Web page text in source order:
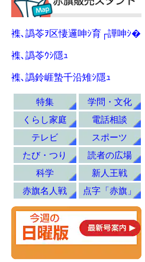
襍､譌苓ｦ区悽邏呻ｼ育┌譁呻ｼ�
襍､譌苓ｳｼ隱ｭ
襍､譌鈴崕蟄千沿雉ｼ隱ｭ
特集
学問・文化
くらし家庭
電話相談
テレビ
スポーツ
たび・つり
読者の広場
科学
新人王戦
赤旗名人戦
点字「赤旗」